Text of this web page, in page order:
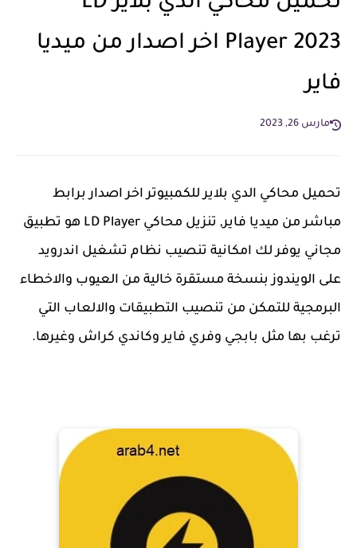
Player 2023 اخر اصدار من ميديا
فاير
مارس 26, 2023
تحميل محاكي الدي بلاير للكمبيوتر اخر اصدار برابط
مباشر من ميديا فاير, تنزيل محاكي LD Player هو تطبيق
مجاني يوفر لك امكانية تنصيب نظام تشغيل اندرويد
على الويندوز بنسخة مستقرة خالية من العيوب والاخطاء
البرمجية للتمكن من تنصيب التطبيقات والالعاب التي
ترغب بها مثل بابجي وفري فاير وكاندي كراش وغيرها.